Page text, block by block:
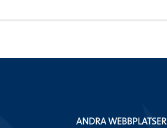
ANDRA WEBBPLATSER